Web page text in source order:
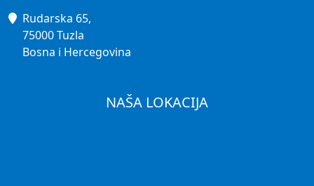
Rudarska 65,
75000 Tuzla
Bosna i Hercegovina
NAŠA LOKACIJA